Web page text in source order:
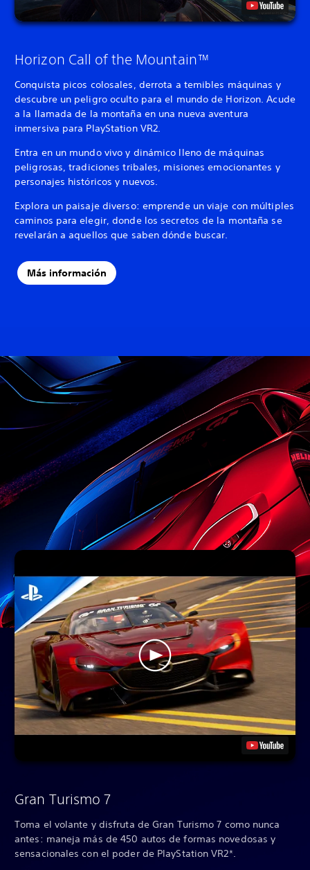
Horizon Call of the Mountain™
Conquista picos colosales, derrota a temibles máquinas y
descubre un peligro oculto para el mundo de Horizon. Acude
a la llamada de la montaña en una nueva aventura
inmersiva para PlayStation VR2.
Entra en un mundo vivo y dinámico lleno de máquinas
peligrosas, tradiciones tribales, misiones emocionantes y
personajes históricos y nuevos.
Explora un paisaje diverso: emprende un viaje con múltiples
caminos para elegir, donde los secretos de la montaña se
revelarán a aquellos que saben dónde buscar.
Más información
Gran Turismo 7
Toma el volante y disfruta de Gran Turismo 7 como nunca
antes: maneja más de 450 autos de formas novedosas y
sensacionales con el poder de PlayStation VR2*.